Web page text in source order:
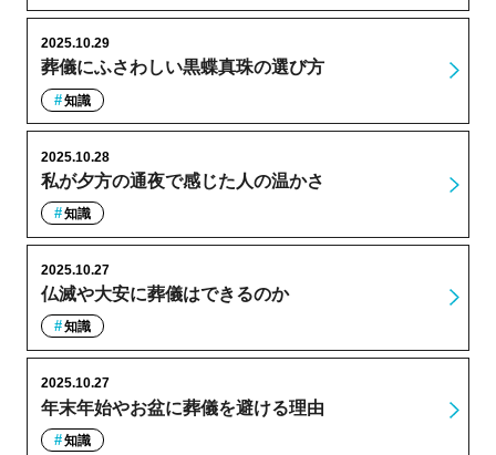
葬儀にふさわしい黒蝶真珠の選び方
2025.10.29
知識
私が夕方の通夜で感じた人の温かさ
2025.10.28
知識
仏滅や大安に葬儀はできるのか
2025.10.27
知識
年末年始やお盆に葬儀を避ける理由
2025.10.27
知識